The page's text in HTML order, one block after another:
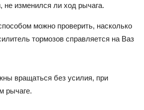
не изменился ли ход рычага.
можно проверить, насколько
тормозов справляется на Ваз
вращаться без усилия, при
рычаге.